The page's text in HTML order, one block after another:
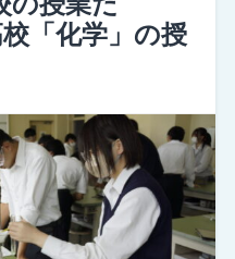
「化学」の授